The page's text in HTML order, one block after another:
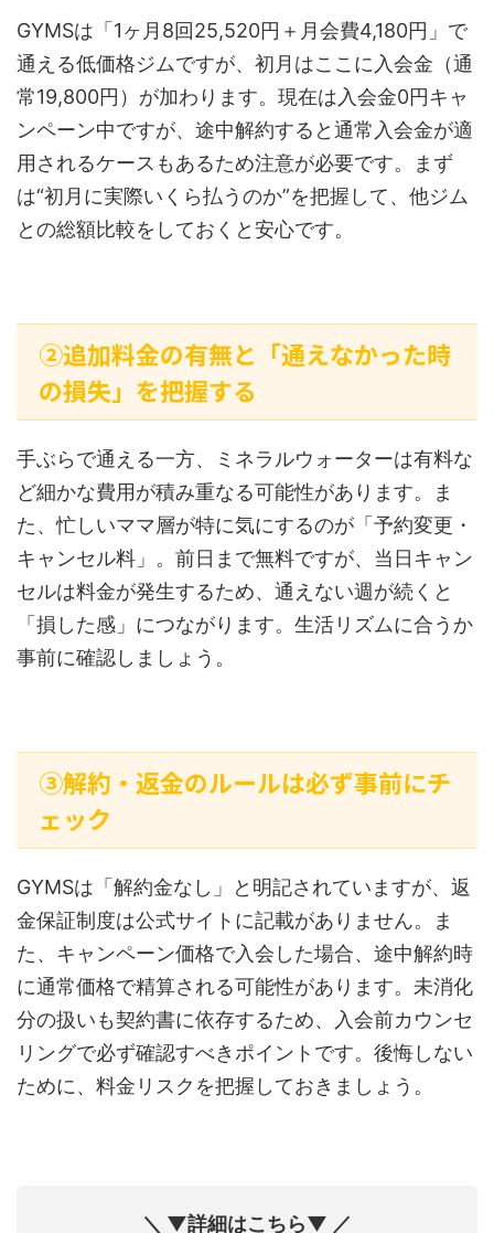
GYMSは「1ヶ月8回25,520円＋月会費4,180円」で
通える低価格ジムですが、初月はここに入会金（通
常19,800円）が加わります。現在は入会金0円キャ
ンペーン中ですが、途中解約すると通常入会金が適
用されるケースもあるため注意が必要です。まず
は“初月に実際いくら払うのか”を把握して、他ジム
との総額比較をしておくと安心です。
②追加料金の有無と「通えなかった時
の損失」を把握する
手ぶらで通える一方、ミネラルウォーターは有料な
ど細かな費用が積み重なる可能性があります。ま
た、忙しいママ層が特に気にするのが「予約変更・
キャンセル料」。前日まで無料ですが、当日キャン
セルは料金が発生するため、通えない週が続くと
「損した感」につながります。生活リズムに合うか
事前に確認しましょう。
③解約・返金のルールは必ず事前にチ
ェック
GYMSは「解約金なし」と明記されていますが、返
金保証制度は公式サイトに記載がありません。ま
た、キャンペーン価格で入会した場合、途中解約時
に通常価格で精算される可能性があります。未消化
分の扱いも契約書に依存するため、入会前カウンセ
リングで必ず確認すべきポイントです。後悔しない
ために、料金リスクを把握しておきましょう。
＼ ▼詳細はこちら▼ ／